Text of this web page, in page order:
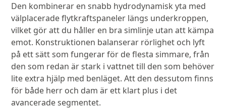
Den kombinerar en snabb hydrodynamisk yta med
välplacerade flytkraftspaneler längs underkroppen,
vilket gör att du håller en bra simlinje utan att kämpa
emot. Konstruktionen balanserar rörlighet och lyft
på ett sätt som fungerar för de flesta simmare, från
den som redan är stark i vattnet till den som behöver
lite extra hjälp med benläget. Att den dessutom finns
för både herr och dam är ett klart plus i det
avancerade segmentet.